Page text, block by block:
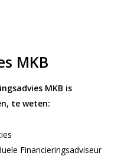
MKB
MKB is
te weten:
Financieringsadviseur